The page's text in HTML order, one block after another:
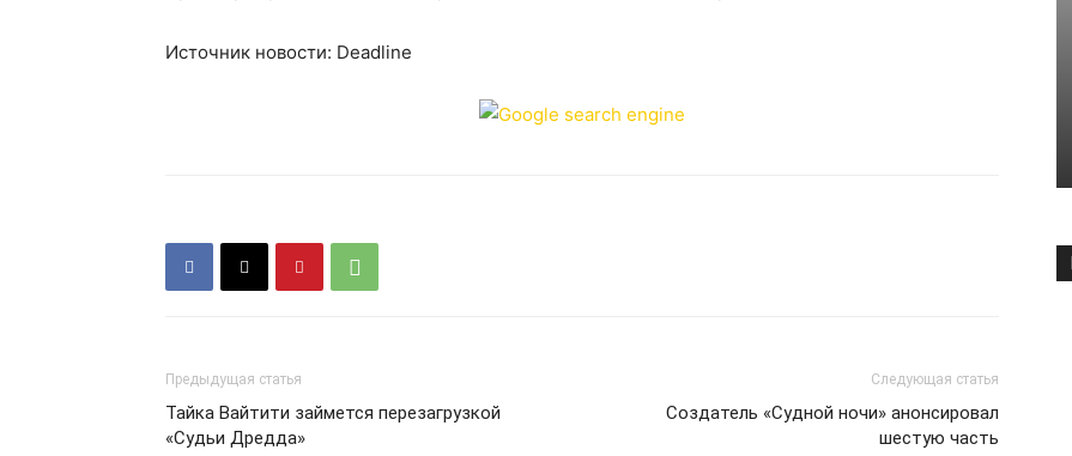
Источник новости: Deadline
Предыдущая статья
Тайка Вайтити займется перезагрузкой
«Судьи Дредда»
Следующая статья
Создатель «Судной ночи» анонсировал
шестую часть